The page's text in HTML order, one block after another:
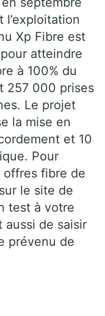
l’exploitation
Xp Fibre est
pour atteindre
à 100% du
257 000 prises
Le projet
la mise en
et 10
Pour
fibre de
le site de
test à votre
aussi de saisir
prévenu de